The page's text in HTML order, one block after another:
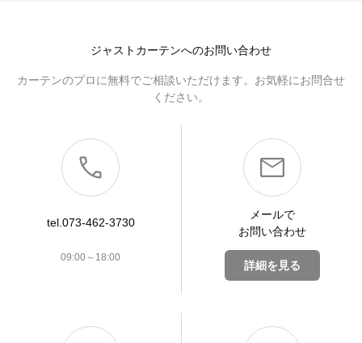
ジャストカーテンへのお問い合わせ
カーテンのプロに無料でご相談いただけます。お気軽にお問合せ
ください。
tel.073-462-3730
09:00～18:00
メールで
お問い合わせ
詳細を見る